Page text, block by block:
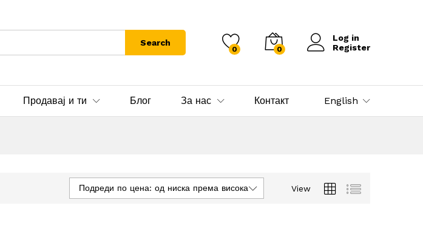
Search
0 0
Log in
Register
Продавај и ти Блог За нас Контакт English
View
Подреди по цена: од ниска према висока